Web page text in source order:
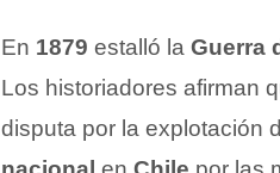
En 1879 estalló la Guerra
Los historiadores afirman
disputa por la explotación